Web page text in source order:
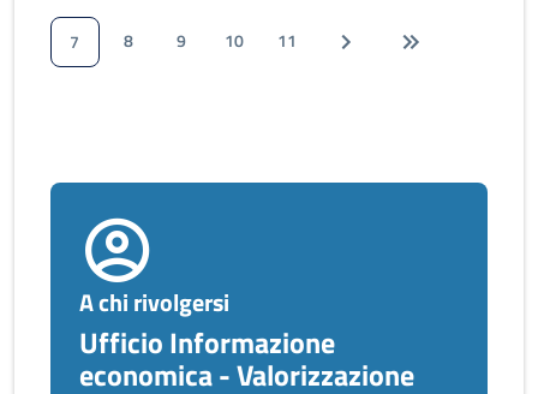
7
8 9 10 11
A chi rivolgersi
Ufficio Informazione
economica - Valorizzazione